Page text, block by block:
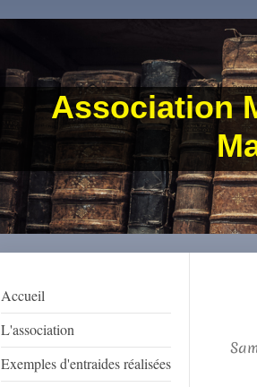
Association
Accueil
L'association
Exemples d'entraides réalisées